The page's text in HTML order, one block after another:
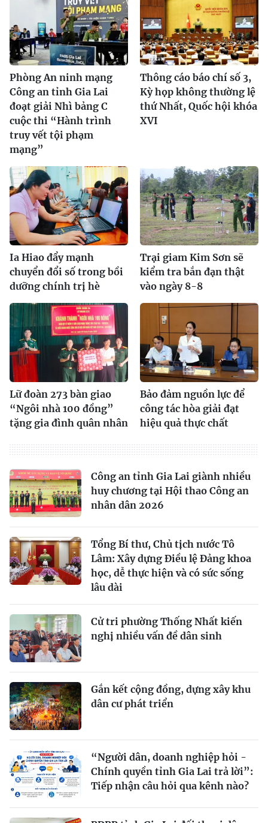
Phòng An ninh mạng
Công an tỉnh Gia Lai
đoạt giải Nhì bảng C
cuộc thi “Hành trình
truy vết tội phạm
mạng”
Thông cáo báo chí số 3,
Kỳ họp không thường lệ
thứ Nhất, Quốc hội khóa
XVI
Ia Hiao đẩy mạnh
chuyển đổi số trong bồi
dưỡng chính trị hè
Trại giam Kim Sơn sẽ
kiểm tra bắn đạn thật
vào ngày 8-8
Lữ đoàn 273 bàn giao
“Ngôi nhà 100 đồng”
tặng gia đình quân nhân
Bảo đảm nguồn lực để
công tác hòa giải đạt
hiệu quả thực chất
Công an tỉnh Gia Lai giành nhiều
huy chương tại Hội thao Công an
nhân dân 2026
Tổng Bí thư, Chủ tịch nước Tô
Lâm: Xây dựng Điều lệ Đảng khoa
học, dễ thực hiện và có sức sống
lâu dài
Cử tri phường Thống Nhất kiến
nghị nhiều vấn đề dân sinh
Gắn kết cộng đồng, dựng xây khu
dân cư phát triển
“Người dân, doanh nghiệp hỏi -
Chính quyền tỉnh Gia Lai trả lời”:
Tiếp nhận câu hỏi qua kênh nào?